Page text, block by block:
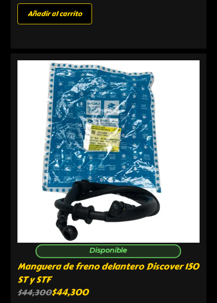
Añadir al carrito
Disponible
Manguera de freno delantero Discover 150
ST y STF
$44,300$44,300